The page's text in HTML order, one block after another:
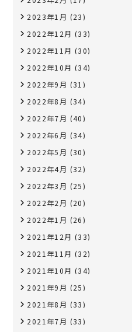
2023年1月 (23)
2022年12月 (33)
2022年11月 (30)
2022年10月 (34)
2022年9月 (31)
2022年8月 (34)
2022年7月 (40)
2022年6月 (34)
2022年5月 (30)
2022年4月 (32)
2022年3月 (25)
2022年2月 (20)
2022年1月 (26)
2021年12月 (33)
2021年11月 (32)
2021年10月 (34)
2021年9月 (25)
2021年8月 (33)
2021年7月 (33)